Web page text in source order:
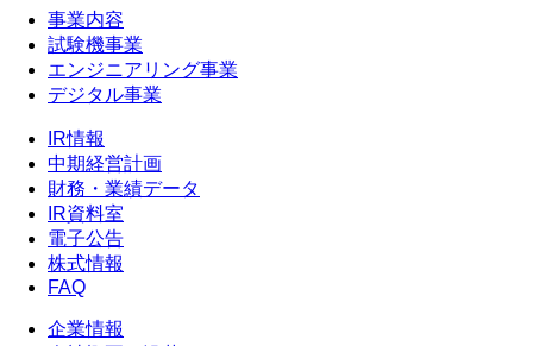
事業内容
試験機事業
エンジニアリング事業
デジタル事業
IR情報
中期経営計画
財務・業績データ
IR資料室
電子公告
株式情報
FAQ
企業情報